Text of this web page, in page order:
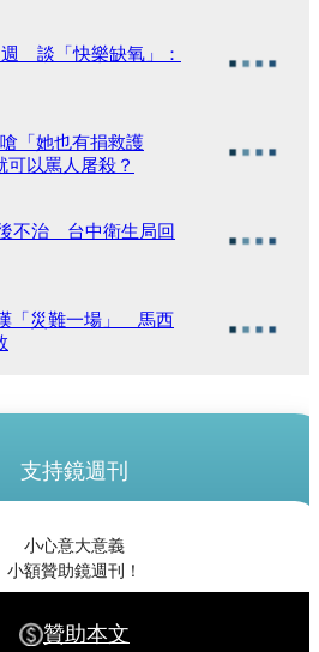
談「快樂缺氧」：
「她也有捐救護
以罵人屠殺？
不治 台中衛生局回
「災難一場」 馬西
支持鏡週刊
小心意大意義
小額贊助鏡週刊！
贊助本文